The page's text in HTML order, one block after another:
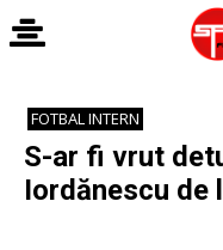
FOTBAL INTERN
S-ar fi vrut
Iordănescu de